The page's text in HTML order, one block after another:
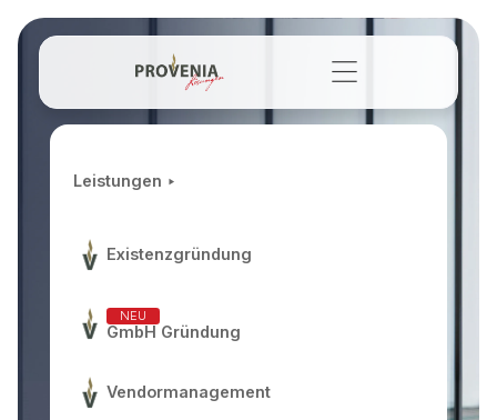
Leistungen ‣
Existenzgründung
NEU
GmbH Gründung
Vendormanagement
Für mehr
Provenia ist die einzige Unternehmensgruppe in
Finanzoptimierung kombiniert – für Deinen
langfristigen Erfolg.
Kostenloser Ersttermin